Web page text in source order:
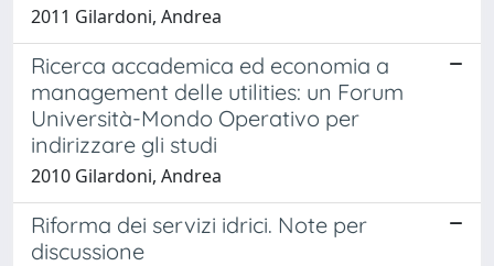
2011 Gilardoni, Andrea
Ricerca accademica ed economia a
management delle utilities: un Forum
Università-Mondo Operativo per
indirizzare gli studi
2010 Gilardoni, Andrea
Riforma dei servizi idrici. Note per
discussione